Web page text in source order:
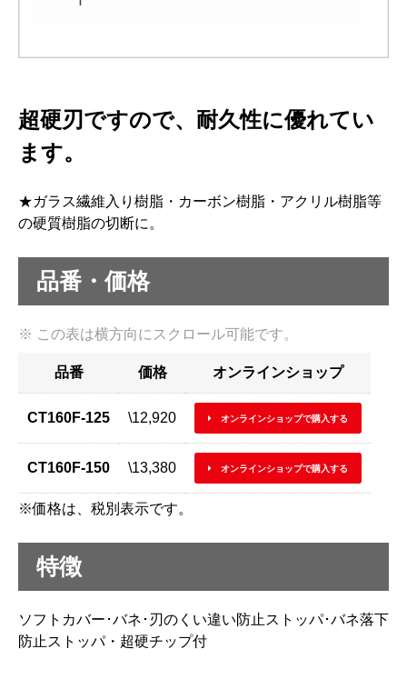
超硬刃ですので、耐久性に優れてい
ます。
★ガラス繊維入り樹脂・カーボン樹脂・アクリル樹脂等
の硬質樹脂の切断に。
品番・価格
品番 価格 オンラインショップ
CT160F-125 \12,920 オンラインショップで購入する
CT160F-150 \13,380 オンラインショップで購入する
※価格は、税別表示です。
特徴
ソフトカバー･バネ･刃のくい違い防止ストッパ･バネ落下
防止ストッパ・超硬チップ付